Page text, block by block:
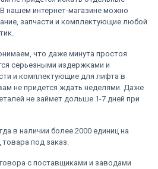
нашем интернет-магазине можно
запчасти и комплектующие любой
что даже минута простоя
серьезными издержками и
и комплектующие для лифта в
не придется ждать неделями. Даже
не займет дольше 1-7 дней при
в наличии более 2000 единиц на
товара под заказ.
с поставщиками и заводами